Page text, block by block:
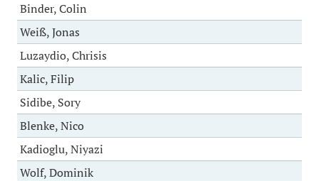
Binder, Colin
Weiß, Jonas
Luzaydio, Chrisis
Kalic, Filip
Sidibe, Sory
Blenke, Nico
Kadioglu, Niyazi
Wolf, Dominik